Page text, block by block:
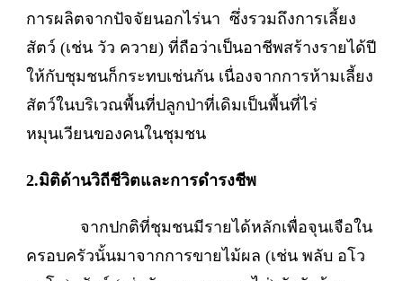
การผลิตจากปัจจัยนอกไร่นา ซึ่งรวมถึงการเลี้ยง
สัตว์ (เช่น วัว ควาย) ที่ถือว่าเป็นอาชีพสร้างรายได้ปี
ให้กับชุมชนก็กระทบเช่นกัน เนื่องจากการห้ามเลี้ยง
สัตว์ในบริเวณพื้นที่ปลูกป่าที่เดิมเป็นพื้นที่ไร่
หมุนเวียนของคนในชุมชน
2.มิติด้านวิถีชีวิตและการดำรงชีพ
จากปกติที่ชุมชนมีรายได้หลักเพื่อจุนเจือใน
ครอบครัวนั้นมาจากการขายไม้ผล (เช่น พลับ อโว